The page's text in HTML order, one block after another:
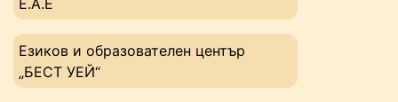
Е.А.Е
Езиков и образователен център
„БЕСТ УЕЙ“